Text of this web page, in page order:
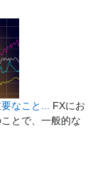
なこと...
FXにお
とで、一般的な